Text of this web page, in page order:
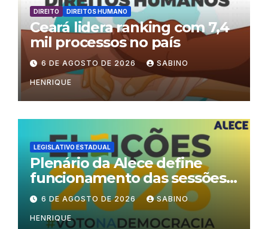
DIREITO DIREITOS HUMANO
Ceará lidera ranking com 7,4
mil processos no país
6 DE AGOSTO DE 2026 SABINO
HENRIQUE
LEGISLATIVO ESTADUAL
Plenário da Alece define
funcionamento das sessões
durante o período eleitoral
6 DE AGOSTO DE 2026 SABINO
HENRIQUE